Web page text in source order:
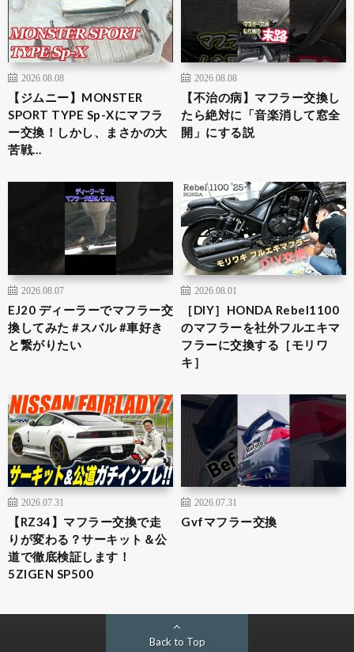
2026.08.08
【ジムニー】MONSTER
SPORT TYPE Sp-Xにマフラ
ー交換！しかし、まさかの大
苦戦…
2026.08.08
【不治の病】マフラー交換し
たら絶対に「音楽消して窓全
開」にする説
2026.08.07
EJ20 ディーラーでマフラー交
換してみた #スバル #車好き
と繋がりたい
2026.08.01
［DIY］HONDA Rebel1100
のマフラーを社外フルエキマ
フラーに交換する［モリワ
キ］
2026.07.31
【RZ34】マフラー交換で走
りが変わる？サーキット＆公
道で徹底検証します！
5ZIGEN SP500
2026.07.31
Gvfマフラー交換
Back to Top